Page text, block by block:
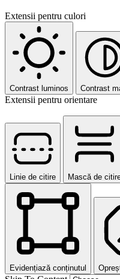
Extensii pentru culori
Contrast luminos Contrast
Extensii pentru orientare
Linie de citire Mască de
Evidențiază conținutul